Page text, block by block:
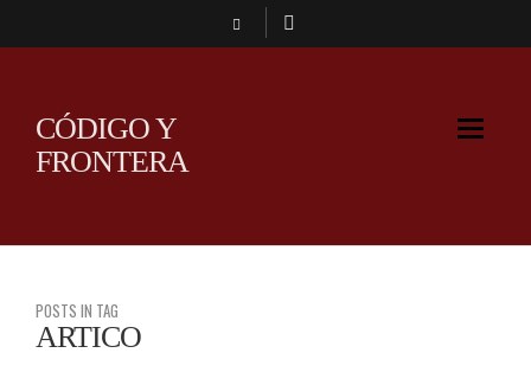
CÓDIGO Y
FRONTERA
POSTS IN TAG
ARTICO